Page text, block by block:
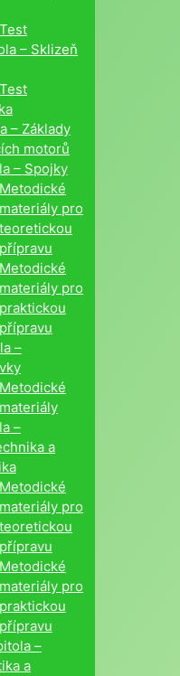
Test
– Sklizeň
Test
– Základy
motorů
– Spojky
Metodické
materiály pro
teoretickou
přípravu
Metodické
materiály pro
praktickou
přípravu
–
Metodické
materiály
–
a
Metodické
materiály pro
teoretickou
přípravu
Metodické
materiály pro
praktickou
přípravu
–
a